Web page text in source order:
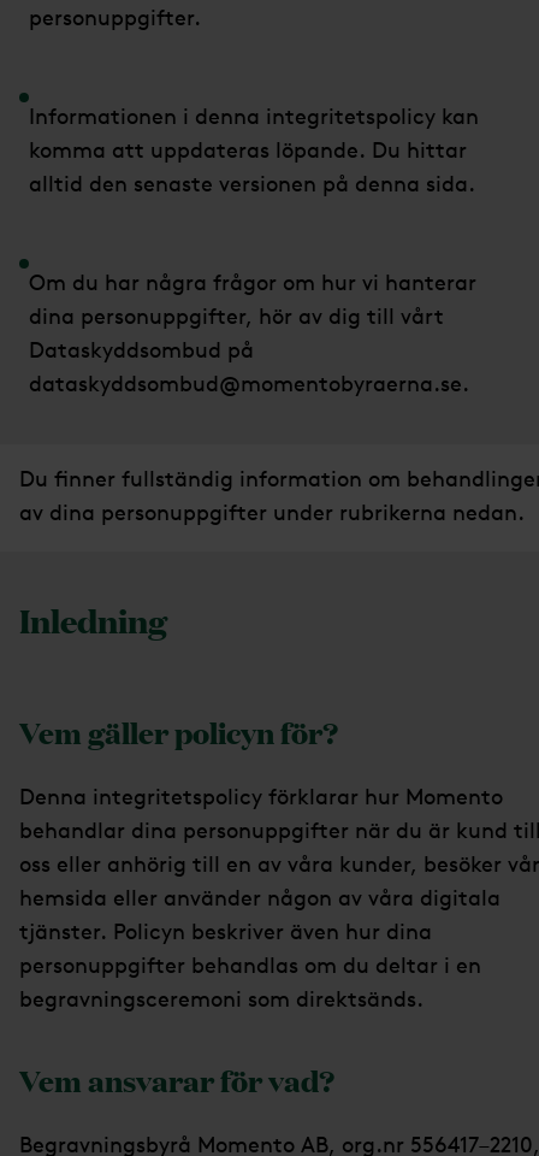
personuppgifter.
Informationen i denna integritetspolicy kan
komma att uppdateras löpande. Du hittar
alltid den senaste versionen på denna sida.
Om du har några frågor om hur vi hanterar
dina personuppgifter, hör av dig till vårt
Dataskyddsombud på
dataskyddsombud@momentobyraerna.se.
Du ﬁnner fullständig information om
av dina personuppgifter under rubrikerna nedan.
Inledning
Vem gäller policyn för?
Denna integritetspolicy förklarar hur Momento
behandlar dina personuppgifter när du är kund
oss eller anhörig till en av våra kunder, besöker vår
hemsida eller använder någon av våra digitala
tjänster. Policyn beskriver även hur dina
personuppgifter behandlas om du deltar i en
begravningsceremoni som direktsänds.
Vem ansvarar för vad?
Begravningsbyrå Momento AB, org.nr 556417–2210,